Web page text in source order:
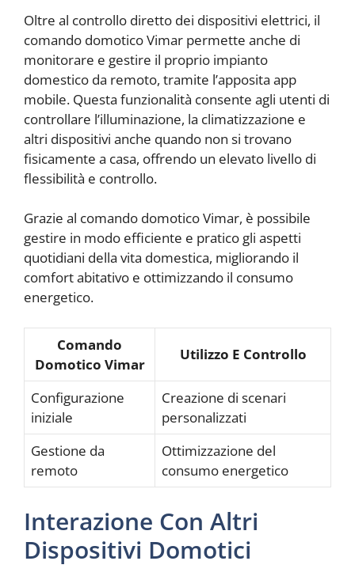
Oltre al controllo diretto dei dispositivi elettrici, il
comando domotico Vimar permette anche di
monitorare e gestire il proprio impianto
domestico da remoto, tramite l’apposita app
mobile. Questa funzionalità consente agli utenti di
controllare l’illuminazione, la climatizzazione e
altri dispositivi anche quando non si trovano
fisicamente a casa, offrendo un elevato livello di
flessibilità e controllo.
Grazie al comando domotico Vimar, è possibile
gestire in modo efficiente e pratico gli aspetti
quotidiani della vita domestica, migliorando il
comfort abitativo e ottimizzando il consumo
energetico.
Comando
Domotico Vimar
Utilizzo E Controllo
Configurazione
iniziale
Creazione di scenari
personalizzati
Gestione da
remoto
Ottimizzazione del
consumo energetico
Interazione Con Altri
Dispositivi Domotici